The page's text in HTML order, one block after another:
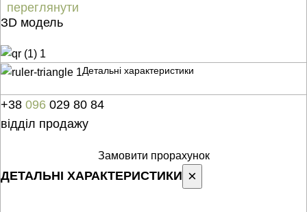
переглянути
ЗD модель
Детальні характеристики
+38 096 029 80 84
відділ продажу
Замовити прорахунок
ДЕТАЛЬНІ ХАРАКТЕРИСТИКИ ×